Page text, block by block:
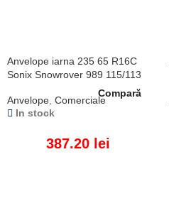
Anvelope iarna 235 65 R16C
Sonix Snowrover 989 115/113
Anvelope, Comerciale
In stock
387.20 lei
Compară